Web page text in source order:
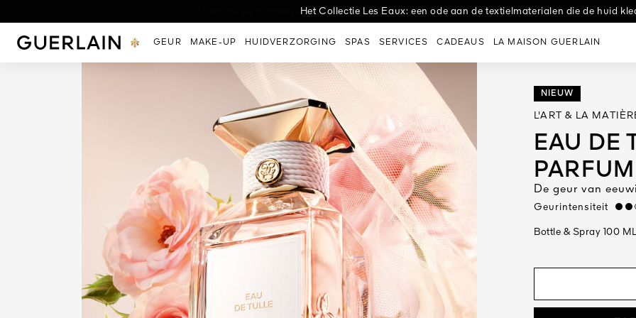
Het Collectie Les Eaux: een ode aan de textielmaterialen die de huid
Ontdek de nieuwe Night-Taping Treatment Nachtcrème voor een liftend effect vanaf het
Nieuwe Uitzonderlijke Afspraak: 'Amour Céleste' door Lucie Touré, virtuoos van papier,
Guerlain - (Terug naar Homepage)
GEUR MAKE-UP HUIDVERZORGING SPAS SERVICES CADEAUS LA MAISON GUERLAIN
NIEUW
L'ART & LA
EAU DE
PARFUM
De geur van
Geurintensiteit
Bottle & Spray 100